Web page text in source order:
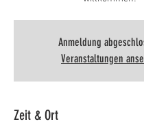
Anmeldung
Veranstaltungen
Zeit & Ort